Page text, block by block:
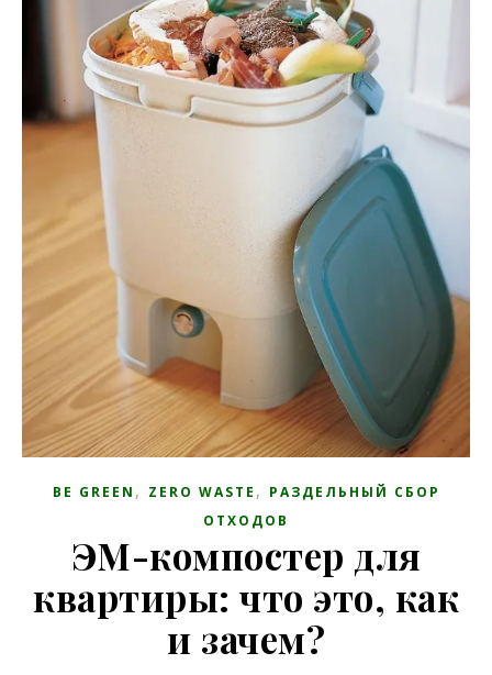
BE GREEN , ZERO WASTE , РАЗДЕЛЬНЫЙ СБОР
ОТХОДОВ
ЭМ-компостер для
квартиры: что это, как
и зачем?